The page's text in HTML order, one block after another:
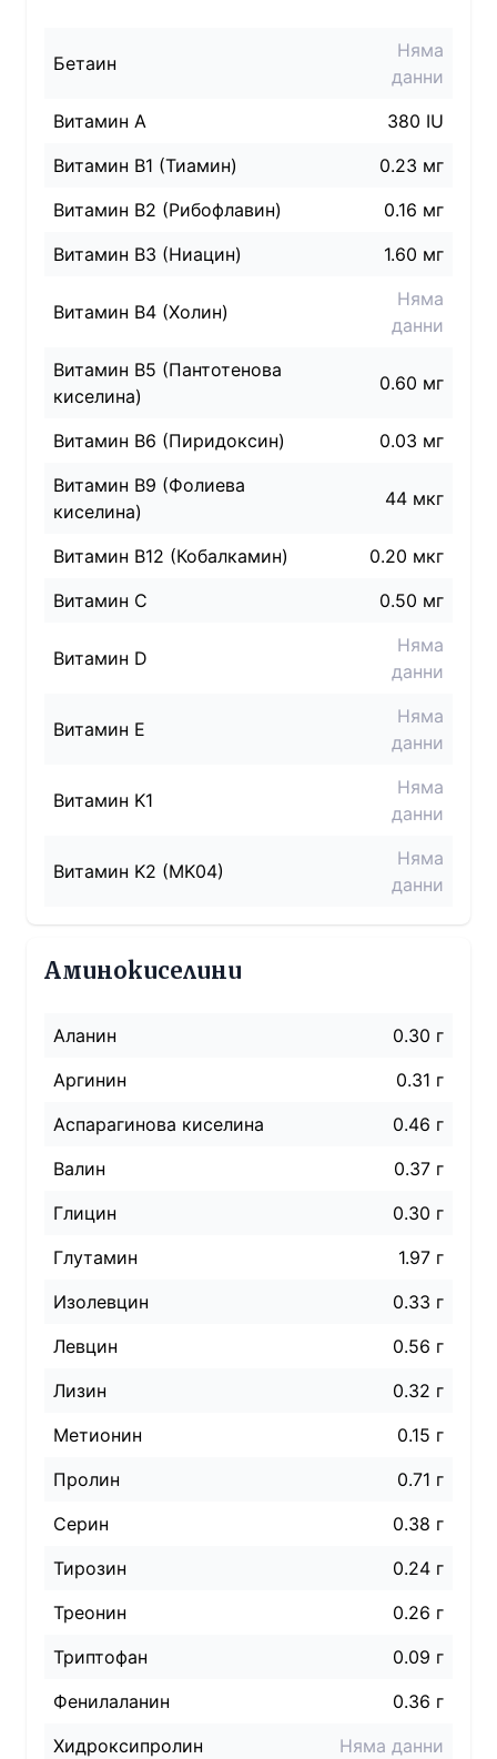
Бетаин
Няма
данни
Витамин A
380 IU
Витамин B1 (Тиамин)
0.23 мг
Витамин B2 (Рибофлавин)
0.16 мг
Витамин B3 (Ниацин)
1.60 мг
Витамин B4 (Холин)
Няма
данни
Витамин B5 (Пантотенова
киселина)
0.60 мг
Витамин B6 (Пиридоксин)
0.03 мг
Витамин B9 (Фолиева
киселина)
44 мкг
Витамин B12 (Кобалкамин)
0.20 мкг
Витамин C
0.50 мг
Витамин D
Няма
данни
Витамин E
Няма
данни
Витамин K1
Няма
данни
Витамин K2 (MK04)
Няма
данни
Аминокиселини
Аланин
0.30 г
Аргинин
0.31 г
Аспарагинова киселина
0.46 г
Валин
0.37 г
Глицин
0.30 г
Глутамин
1.97 г
Изолевцин
0.33 г
Левцин
0.56 г
Лизин
0.32 г
Метионин
0.15 г
Пролин
0.71 г
Серин
0.38 г
Тирозин
0.24 г
Треонин
0.26 г
Триптофан
0.09 г
Фенилаланин
0.36 г
Хидроксипролин
Няма данни